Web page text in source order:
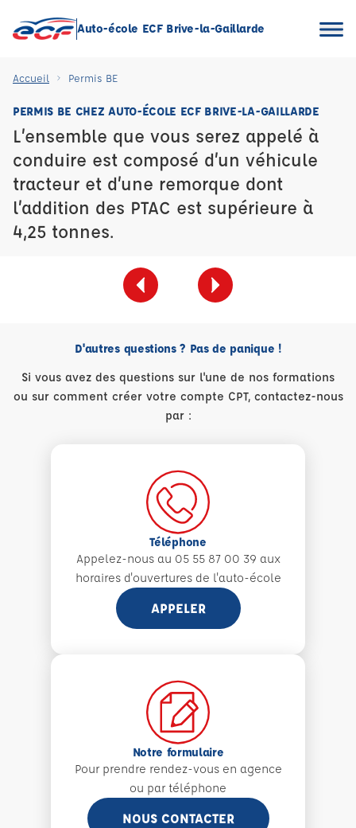
Auto-école ECF Brive-la-Gaillarde
Accueil Permis BE
PERMIS BE CHEZ AUTO-ÉCOLE ECF BRIVE-LA-GAILLARDE
L’ensemble que vous serez appelé à
conduire est composé d’un véhicule
tracteur et d’une remorque dont
l’addition des PTAC est supérieure à
4,25 tonnes.
D'autres questions ? Pas de panique !
Si vous avez des questions sur l'une de nos formations
ou sur comment créer votre compte CPT, contactez-nous
par :
Téléphone
Appelez-nous au 05 55 87 00 39 aux
horaires d'ouvertures de l'auto-école
APPELER
Notre formulaire
Pour prendre rendez-vous en agence
ou par téléphone
NOUS CONTACTER